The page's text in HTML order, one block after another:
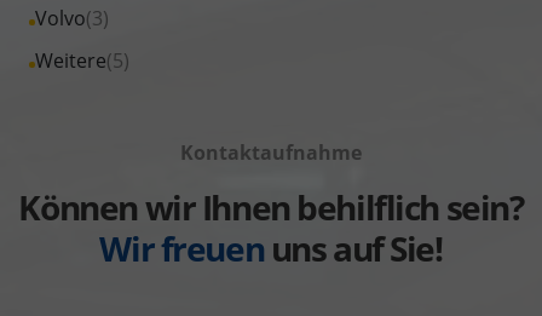
anzeigen
Toyota
anzeigen
Fahrzeuge
Volkswagen
Volvo(3)
Alle
Fahrzeuge
Weitere(5)
Alle
anzeigen
Kontaktaufnahme
Können wir Ihnen behilflich sein?
Wir freuenuns auf Sie!